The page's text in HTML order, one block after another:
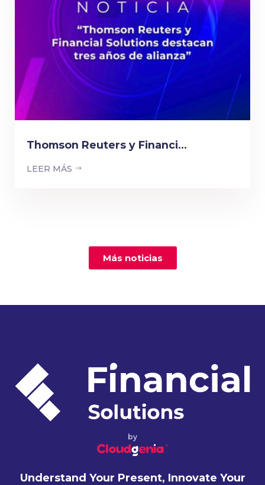
Thomson Reuters y Financi...
LEER MÁS
Más noticias
by
Understand Your Present, Innovate Your